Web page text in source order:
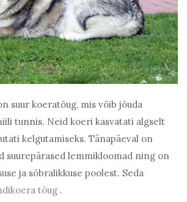
suur koeratõug, mis võib jõuda
tunnis. Neid koeri kasvatati algselt
kelgutamiseks. Tänapäeval on
suurepärased lemmikloomad ning on
ja sõbralikkuse poolest. Seda
tõug .